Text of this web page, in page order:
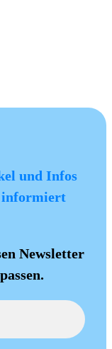
und Infos
informiert
Newsletter